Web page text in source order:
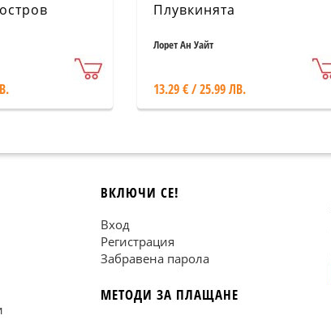
Плувкинята
Лорет Ан Уайт
13.29 € / 25.99 ЛВ.
ВКЛЮЧИ СЕ!
Вход
Регистрация
Забравена парола
МЕТОДИ ЗА ПЛАЩАНЕ